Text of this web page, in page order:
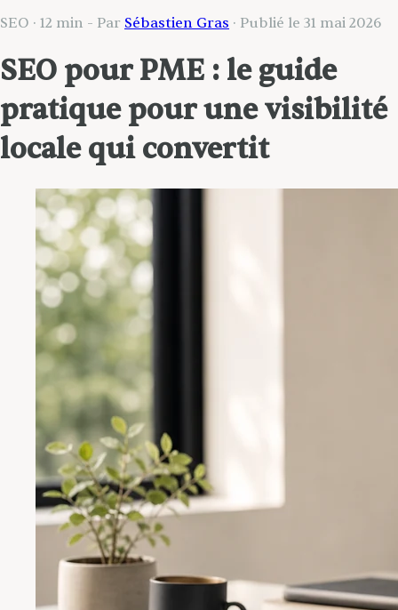
SEO · 12 min - Par Sébastien Gras · Publié le 31 mai 2026
SEO pour PME : le guide
pratique pour une visibilité
locale qui convertit